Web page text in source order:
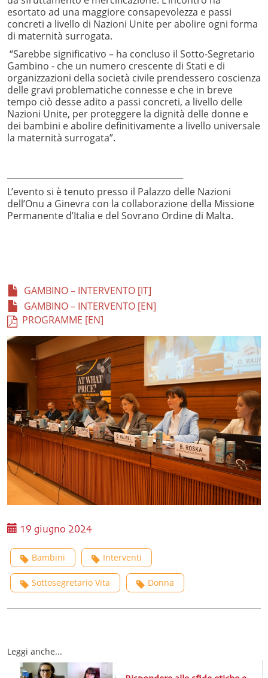
esortato ad una maggiore consapevolezza e passi
concreti a livello di Nazioni Unite per abolire ogni forma
di maternità surrogata.
“Sarebbe significativo – ha concluso il Sotto-Segretario
Gambino - che un numero crescente di Stati e di
organizzazioni della società civile prendessero coscienza
delle gravi problematiche connesse e che in breve
tempo ciò desse adito a passi concreti, a livello delle
Nazioni Unite, per proteggere la dignità delle donne e
dei bambini e abolire definitivamente a livello universale
la maternità surrogata”.
L’evento si è tenuto presso il Palazzo delle Nazioni
dell’Onu a Ginevra con la collaborazione della Missione
Permanente d’Italia e del Sovrano Ordine di Malta.
GAMBINO – INTERVENTO [IT]
GAMBINO – INTERVENTO [EN]
PROGRAMME [EN]
19 giugno 2024
Bambini Interventi
Sottosegretario Vita Donna
Leggi anche...